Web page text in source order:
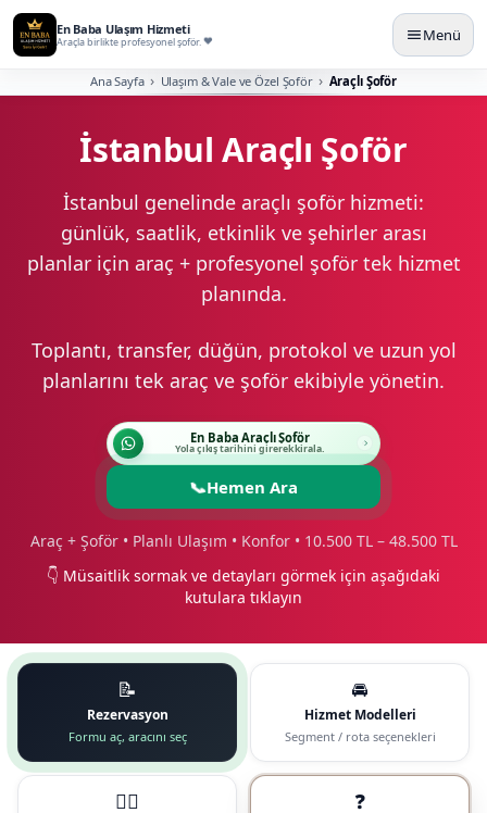
En Baba Ulaşım Hizmeti
Araçla birlikte profesyonel şoför. Menü
Ana Sayfa Ulaşım & Vale ve Özel Şoför Araçlı Şoför
İstanbul Araçlı Şoför
İstanbul genelinde araçlı şoför hizmeti:
günlük, saatlik, etkinlik ve şehirler arası
planlar için araç + profesyonel şoför tek hizmet
planında.
Toplantı, transfer, düğün, protokol ve uzun yol
planlarını tek araç ve şoför ekibiyle yönetin.
En Baba Araçlı Şoför
Yola çıkış tarihini girerek kirala.
📞Hemen Ara
Araç + Şoför • Planlı Ulaşım • Konfor • 10.500 TL – 48.500 TL
👇 Müsaitlik sormak ve detayları görmek için aşağıdaki
kutulara tıklayın
📝
Rezervasyon
Formu aç, aracını seç
🚘
Hizmet Modelleri
Segment / rota seçenekleri
🧑‍✈️ ❓